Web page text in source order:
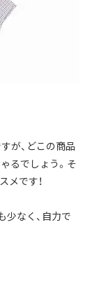
が、どこの商品
るでしょう。そ
メです！
少なく、自力で